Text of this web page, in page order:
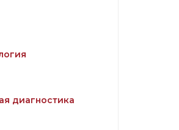
диагностика